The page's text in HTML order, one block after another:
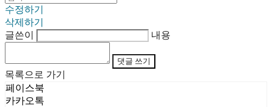
수정하기
삭제하기
글쓴이
내용
댓글 쓰기
목록으로 가기
페이스북
카카오톡